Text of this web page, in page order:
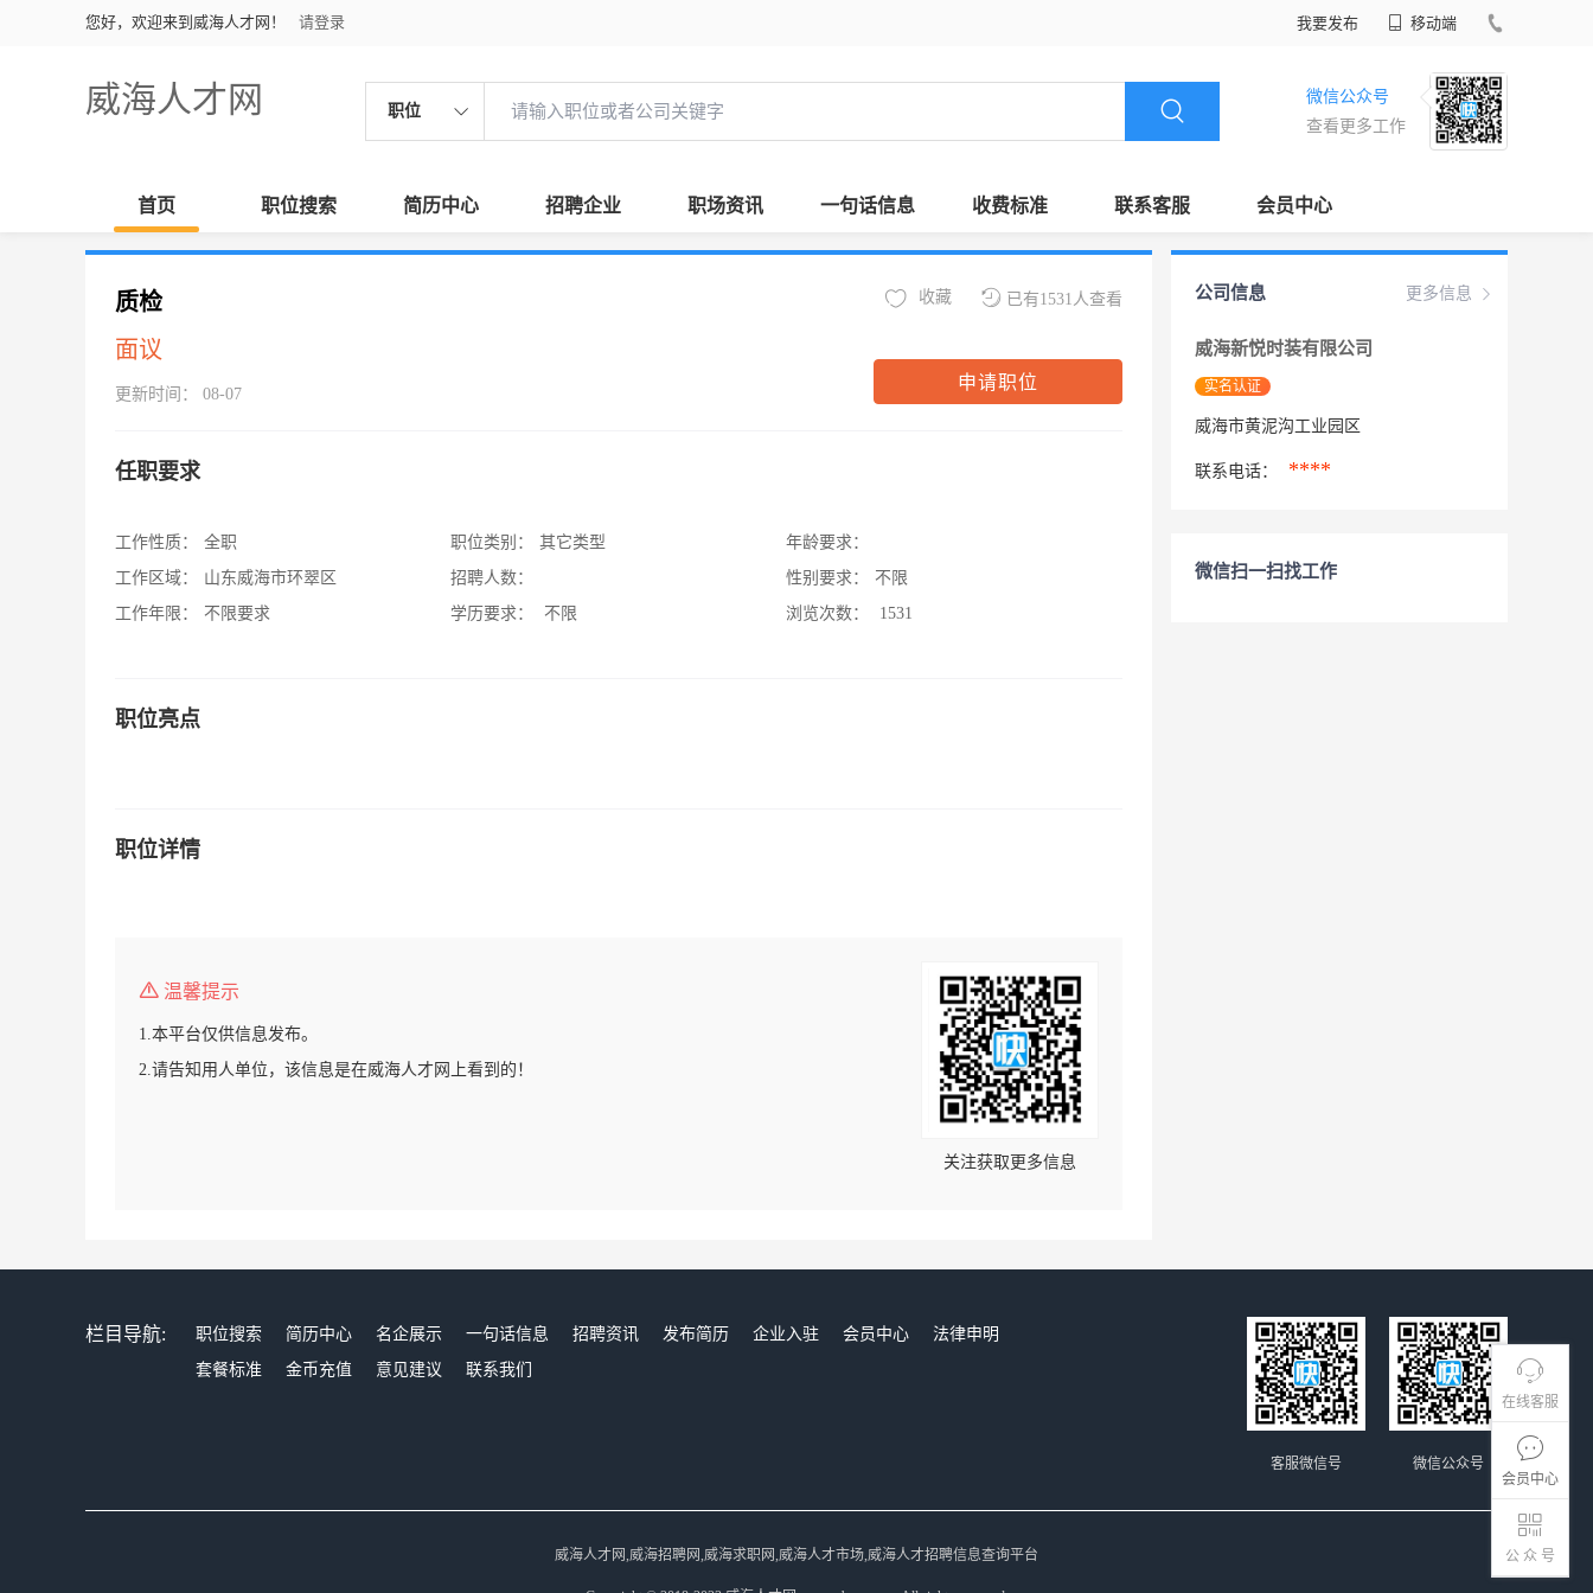
您好，欢迎来到威海人才网！ 请登录 我要发布 移动端
威海人才网 职位
微信公众号
查看更多工作
首页 职位搜索 简历中心 招聘企业 职场资讯 一句话信息 收费标准 联系客服 会员中心
在线客服
会员中心
公 众 号
质检
面议
更新时间： 08-07
已有1531人查看
收藏
申请职位
任职要求
工作性质：
全职
工作区域：
山东威海市环翠区
工作年限：
不限要求
职位类别：
其它类型
招聘人数：
学历要求：
不限
年龄要求：
性别要求：
不限
浏览次数：
1531
职位亮点
职位详情
温馨提示
1.本平台仅供信息发布。
2.请告知用人单位，该信息是在威海人才网上看到的！
关注获取更多信息
更多信息
公司信息
威海新悦时装有限公司
实名认证
威海市黄泥沟工业园区
联系电话： ****
微信扫一扫找工作
栏目导航: 职位搜索 简历中心 名企展示 一句话信息 招聘资讯 发布简历 企业入驻 会员中心
法律申明
套餐标准
金币充值 意见建议 联系我们
微信公众号
客服微信号
威海人才网,威海招聘网,威海求职网,威海人才市场,威海人才招聘信息查询平台